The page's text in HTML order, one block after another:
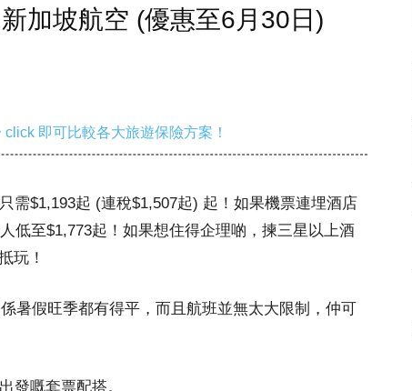
加坡航空 (優惠至6月30日)
即可比較各大旅遊保險方案！
需$1,193起 (連稅$1,507起) 起！如果機票連埋酒店
低至$1,773起！如果想住得企理啲，揀三星以上酒
玩！
暑假旺季都有得平，而且航班並無太大限制，仲可
發嘅套票配搭。